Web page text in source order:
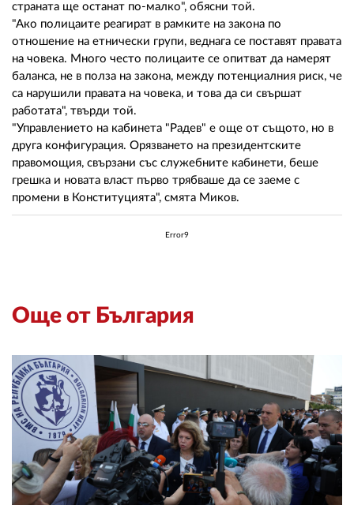
страната ще останат по-малко", обясни той.
"Ако полицаите реагират в рамките на закона по
отношение на етнически групи, веднага се поставят правата
на човека. Много често полицаите се опитват да намерят
баланса, не в полза на закона, между потенциалния риск, че
са нарушили правата на човека, и това да си свършат
работата", твърди той.
"Управлението на кабинета "Радев" е още от същото, но в
друга конфигурация. Орязването на президентските
правомощия, свързани със служебните кабинети, беше
грешка и новата власт първо трябваше да се заеме с
промени в Конституцията", смята Миков.
Error9
Още от България